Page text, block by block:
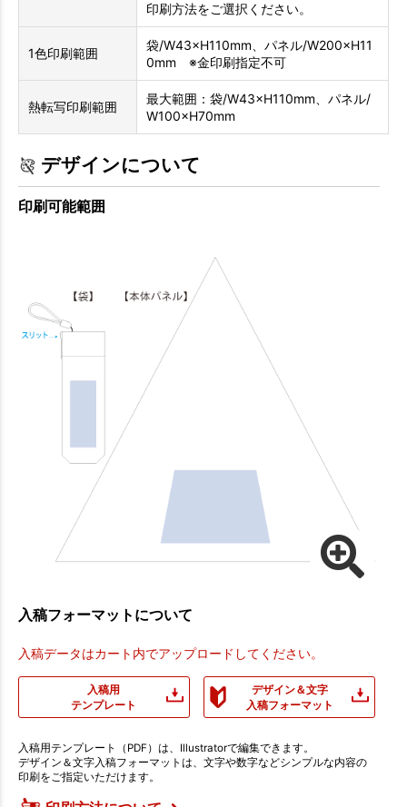
印刷方法をご選択ください。
1色印刷範囲
袋/W43×H110mm、パネル/W200×H11
0mm ※金印刷指定不可
熱転写印刷範囲
最大範囲：袋/W43×H110mm、パネル/
W100×H70mm
デザインについて
印刷可能範囲
入稿フォーマットについて
入稿データはカート内でアップロードしてください。
入稿用
テンプレート
デザイン＆文字
入稿フォーマット
入稿用テンプレート（PDF）は、Illustratorで編集できます。
デザイン＆文字入稿フォーマットは、文字や数字などシンプルな内容の
印刷をご指定いただけます。